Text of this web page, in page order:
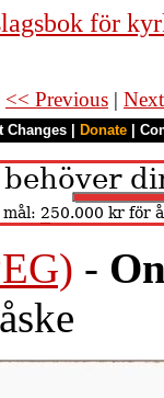
för
<< Previous |
Changes Donate
-